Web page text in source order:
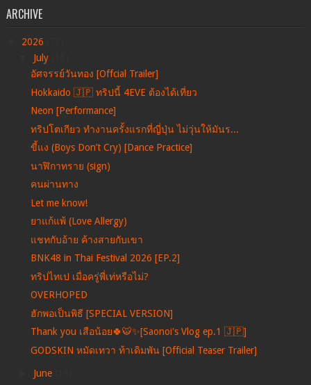
ARCHIVE
2026
July
อัศจรรย์วันทอง [Offcial Trailer]
Hokkaido 🇯🇵 ทริปนี้ 4EVE ต้องได้เที่ยว
Neon [Performance]
ทริปโตเกียว ทำงานครั้งแรกที่ญี่ปุ่น ไม่วุ่นให้มันร...
ขี้แง (Boys Don’t Cry) [Dance Practice]
นาฬิกาทราย (sign)
คนผ่านทาง
Let me know!
ยาแก้แพ้ (Love Allergy)
แชทกับอ้าย ค้างสายกับเขา
BNK48 in Thai Festival 2026 [EP.2]
ทริปไทเป เมื่อครู่พี่เท่หรือไม่?
OVERHOPED
ฮักพอเป็นพิธี [SPECIAL VERSION]
Thank you เสือน้อย🍀🐯✨[Saonoi's Vlog ep.1 🇯🇵]
GODSKIN หมัดเทวา ท้าเดิมพัน [Official Teaser Trailer]
June